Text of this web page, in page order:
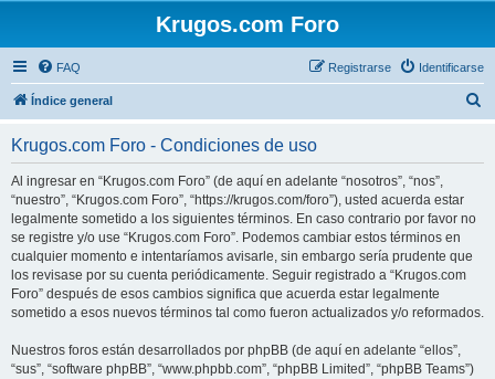
Krugos.com Foro
FAQ Identificarse
Registrarse
Índice general
Krugos.com Foro - Condiciones de uso
Al ingresar en “Krugos.com Foro” (de aquí en adelante “nosotros”, “nos”,
“nuestro”, “Krugos.com Foro”, “https://krugos.com/foro”), usted acuerda estar
legalmente sometido a los siguientes términos. En caso contrario por favor no
se registre y/o use “Krugos.com Foro”. Podemos cambiar estos términos en
cualquier momento e intentaríamos avisarle, sin embargo sería prudente que
los revisase por su cuenta periódicamente. Seguir registrado a “Krugos.com
Foro” después de esos cambios significa que acuerda estar legalmente
sometido a esos nuevos términos tal como fueron actualizados y/o reformados.
Nuestros foros están desarrollados por phpBB (de aquí en adelante “ellos”,
“sus”, “software phpBB”, “www.phpbb.com”, “phpBB Limited”, “phpBB Teams”)